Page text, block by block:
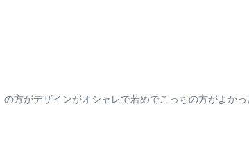
の方がデザインがオシャレで若めでこっちの方がよかっ